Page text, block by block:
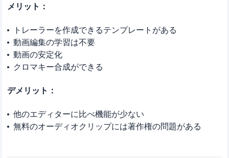
メリット：
トレーラーを作成できるテンプレートがある
動画編集の学習は不要
動画の安定化
クロマキー合成ができる
デメリット：
他のエディターに比べ機能が少ない
無料のオーディオクリップには著作権の問題がある